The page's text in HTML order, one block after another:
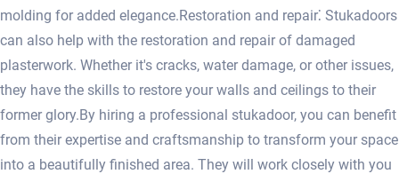
molding for added elegance.​ Restoration and repair⁚ Stukadoors
can also help with the restoration and repair of damaged
plasterwork.​ Whether it's cracks, water damage, or other issues,
they have the skills to restore your walls and ceilings to their
former glory.​ By hiring a professional stukadoor, you can benefit
from their expertise and craftsmanship to transform your space
into a beautifully finished area.​ They will work closely with you